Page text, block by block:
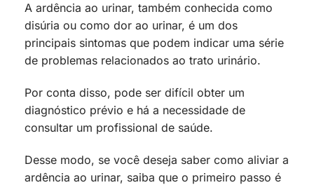
A ardência ao urinar, também conhecida como
disúria ou como dor ao urinar, é um dos
principais sintomas que podem indicar uma série
de problemas relacionados ao trato urinário.
Por conta disso, pode ser difícil obter um
diagnóstico prévio e há a necessidade de
consultar um profissional de saúde.
Desse modo, se você deseja saber como aliviar a
ardência ao urinar, saiba que o primeiro passo é